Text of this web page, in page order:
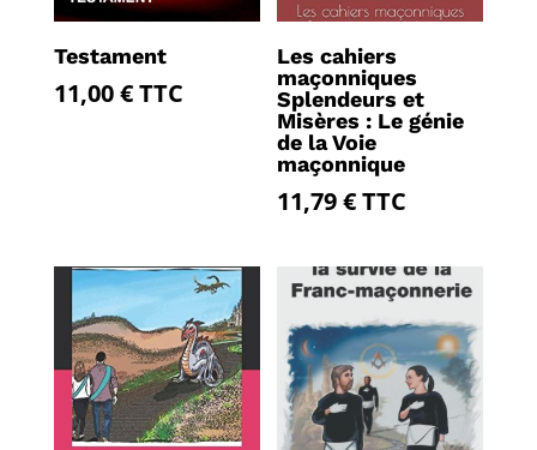
Testament
11,00€TTC
Les cahiers
maçonniques
Splendeurs et
Misères : Le génie
de la Voie
maçonnique
11,79€TTC